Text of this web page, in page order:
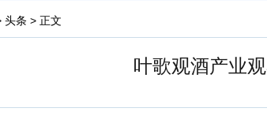
头条 > 正文
叶歌观酒产业